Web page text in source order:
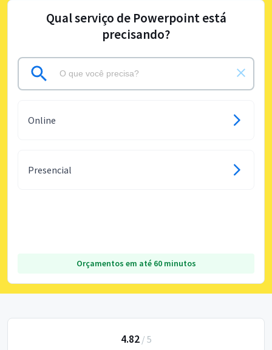
Qual serviço de Powerpoint está
precisando?
Online
Presencial
Orçamentos em até 60 minutos
4.82/ 5